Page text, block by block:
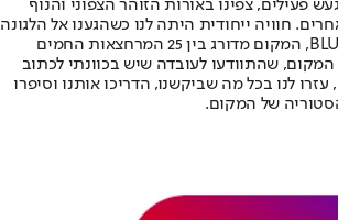
פעילים, צפינו באורות הזוהר הצפוני והנוף
חוויה ייחודית היתה לנו כשהגענו אל הלגונה
, המקום מדורג בין 25 המרחצאות החמים
שהתוודעו לעובדה שיש בכוונתי לכתוב
עזרו לנו בכל מה שביקשנו, הדריכו אותנו וסיפרו
של המקום.